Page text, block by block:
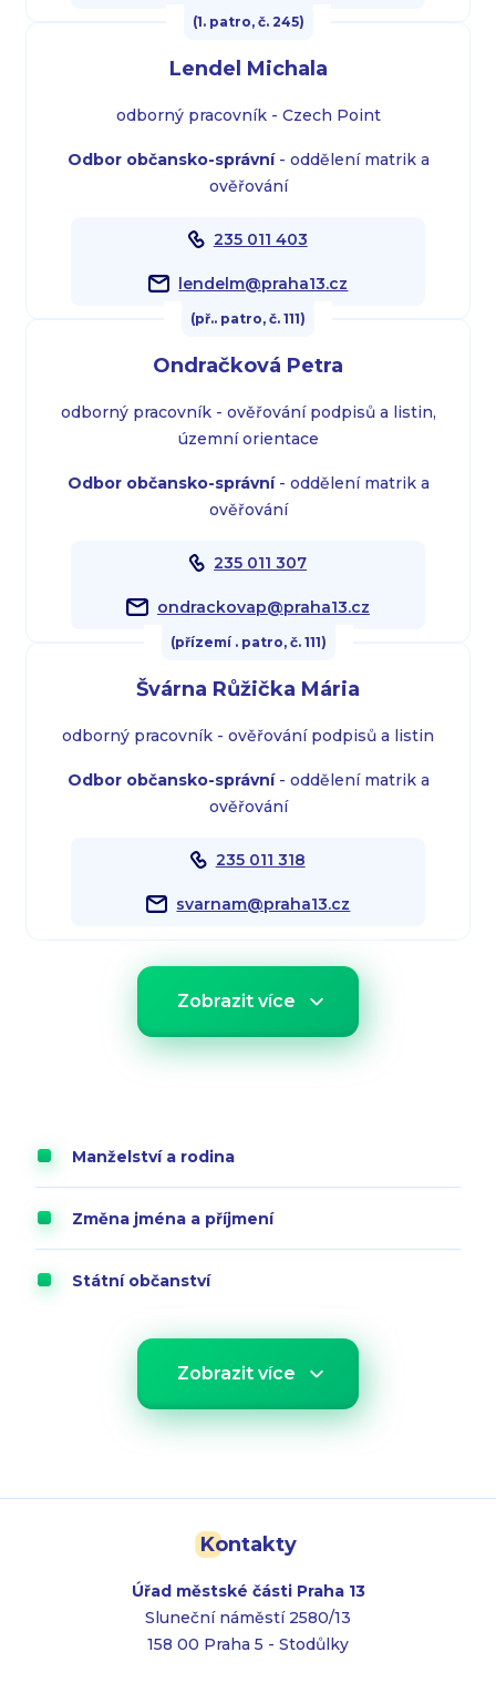
(1. patro, č. 245)
Lendel Michala
odborný pracovník - Czech Point
Odbor občansko-správní- oddělení matrik a
ověřování
235 011 403
lendelm@praha13.cz
(př.. patro, č. 111)
Ondračková Petra
odborný pracovník - ověřování podpisů a listin,
územní orientace
Odbor občansko-správní- oddělení matrik a
ověřování
235 011 307
ondrackovap@praha13.cz
(přízemí . patro, č. 111)
Švárna Růžička Mária
odborný pracovník - ověřování podpisů a listin
Odbor občansko-správní- oddělení matrik a
ověřování
235 011 318
svarnam@praha13.cz
Zobrazit více
Manželství a rodina
Změna jména a příjmení
Státní občanství
Zobrazit více
Kontakty
Úřad městské části Praha 13
Sluneční náměstí 2580/13
158 00 Praha 5 - Stodůlky